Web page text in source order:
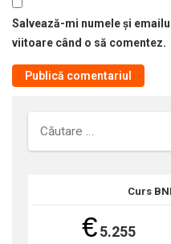
Salvează-mi numele și
viitoare când o să comentez.
Curs
€5.255